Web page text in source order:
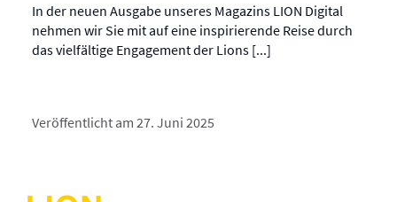
In der neuen Ausgabe unseres Magazins LION Digital
nehmen wir Sie mit auf eine inspirierende Reise durch
das vielfältige Engagement der Lions [...]
Veröffentlicht am 27. Juni 2025